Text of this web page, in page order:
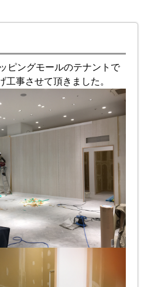
ピングモールのテナントで
事させて頂きました。